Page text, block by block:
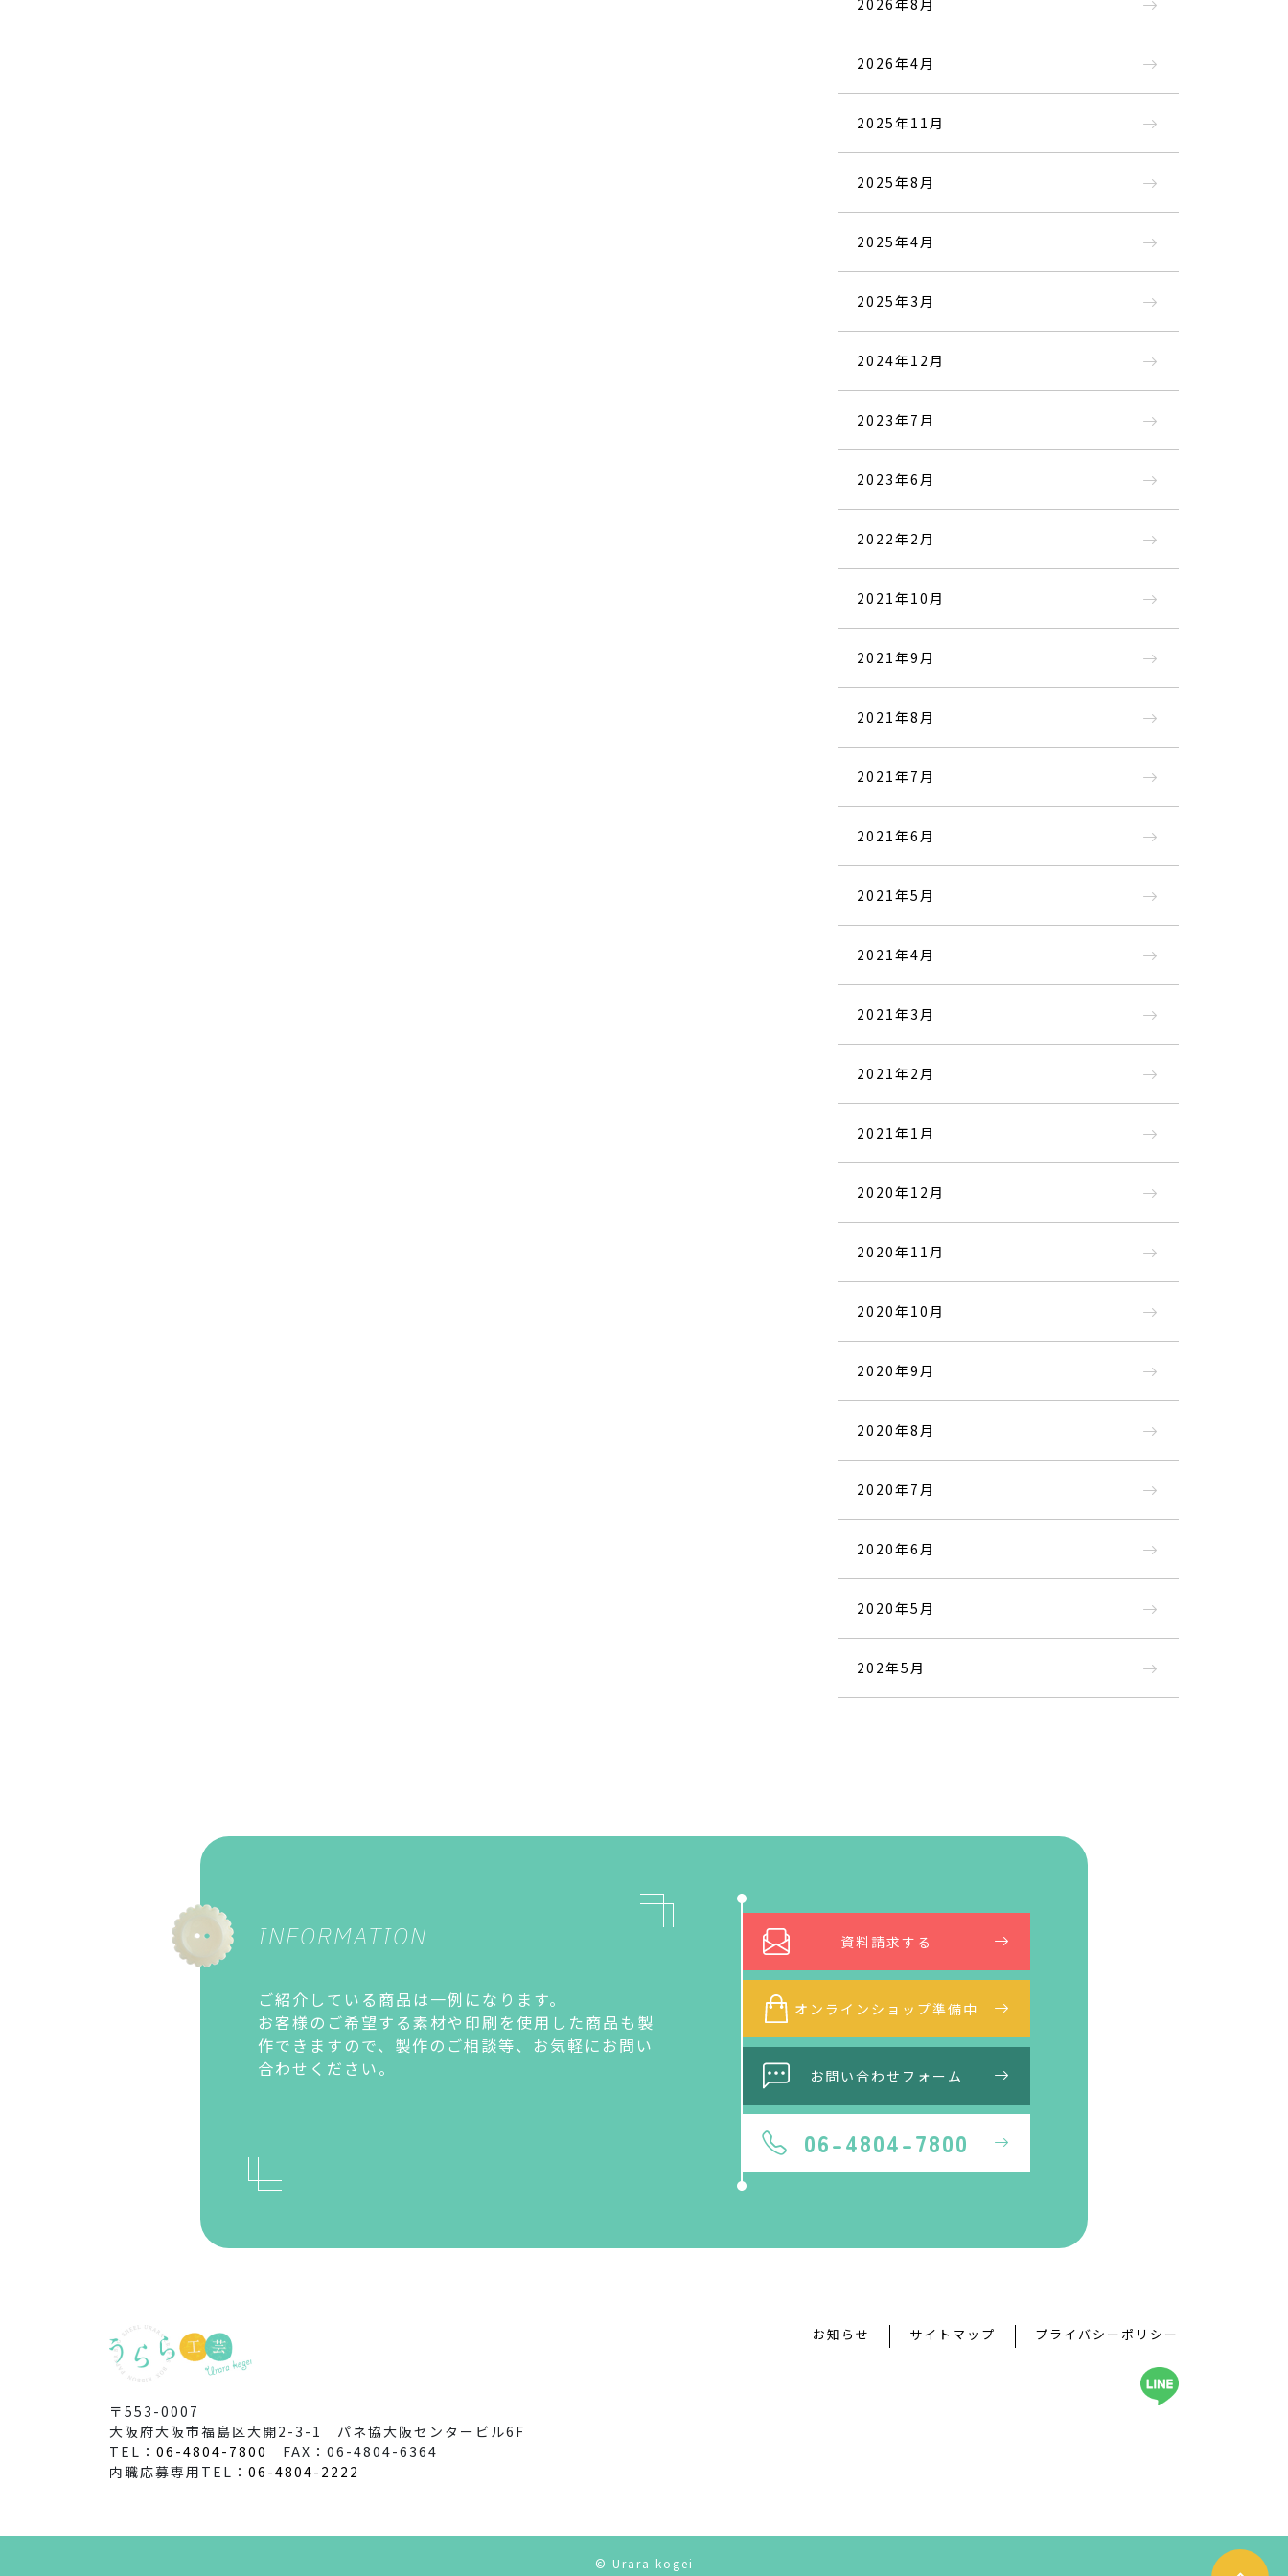
2026年8月
2026年4月
2025年11月
2025年8月
2025年4月
2025年3月
2024年12月
2023年7月
2023年6月
2022年2月
2021年10月
2021年9月
2021年8月
2021年7月
2021年6月
2021年5月
2021年4月
2021年3月
2021年2月
2021年1月
2020年12月
2020年11月
2020年10月
2020年9月
2020年8月
2020年7月
2020年6月
2020年5月
202年5月
INFORMATION
ご紹介している商品は一例になります。
お客様のご希望する素材や印刷を使用した商品も製
作できますので、製作のご相談等、お気軽にお問い
合わせください。
資料請求する
オンラインショップ準備中
お問い合わせフォーム
06-4804-7800
〒553-0007
大阪府大阪市福島区大開2-3-1 パネ協大阪センタービル6F
TEL： 06-4804-7800
FAX：06-4804-6364
内職応募専用TEL： 06-4804-2222
お知らせ サイトマップ プライバシーポリシー
© Urara kogei